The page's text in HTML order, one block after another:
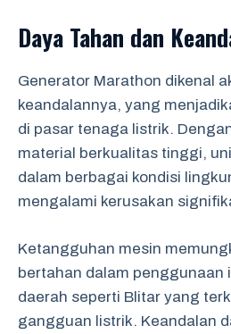
Daya Tahan dan
Generator Marathon dikenal
keandalannya, yang
di pasar tenaga listrik.
material berkualitas tinggi,
dalam berbagai kondisi
mengalami kerusakan
Ketangguhan mesin
bertahan dalam penggunaan
daerah seperti Blitar yang
gangguan listrik. Keandalan